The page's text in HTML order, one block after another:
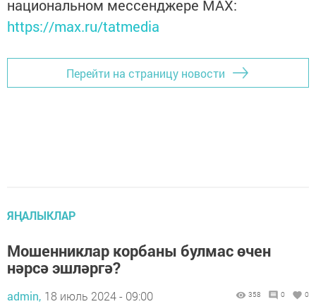
национальном мессенджере MАХ:
https://max.ru/tatmedia
Перейти на страницу новости
ЯҢАЛЫКЛАР
Мошенниклар корбаны булмас өчен
нәрсә эшләргә?
admin, 18 июль 2024 - 09:00 358 0 0